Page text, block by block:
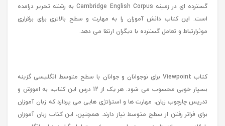
گسترده ای در زمینه Cambridge English Corpus به رشته تحریر درامده
است. این کتاب دانش آموزان را به مهارت و سطح بالاتری برای برقراری
موثرارتباط و تعامل گسترده با دیگران ارتقا می دهد.
کتاب Viewpoint برای نوجوانان و جوانان با سطح متوسط انگلیسی گزینه
بسیار خوبی محسوب می شود. هر یک از 12 درس این کتاب، به اموزش و
تدریس چارچوب زبان، مهارت ها و استراتژی هایی می پردازد که زبان آموزان
برای فراتر رفتن از سطح متوسط نیاز دارند. همچنین، این کتاب زبان آموزان